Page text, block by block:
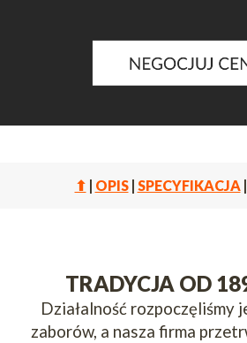
⬆ OPIS| SPECYFIKACJA|
TRADYCJA OD
Działalność rozpoczęliśmy
zaborów, a nasza firma